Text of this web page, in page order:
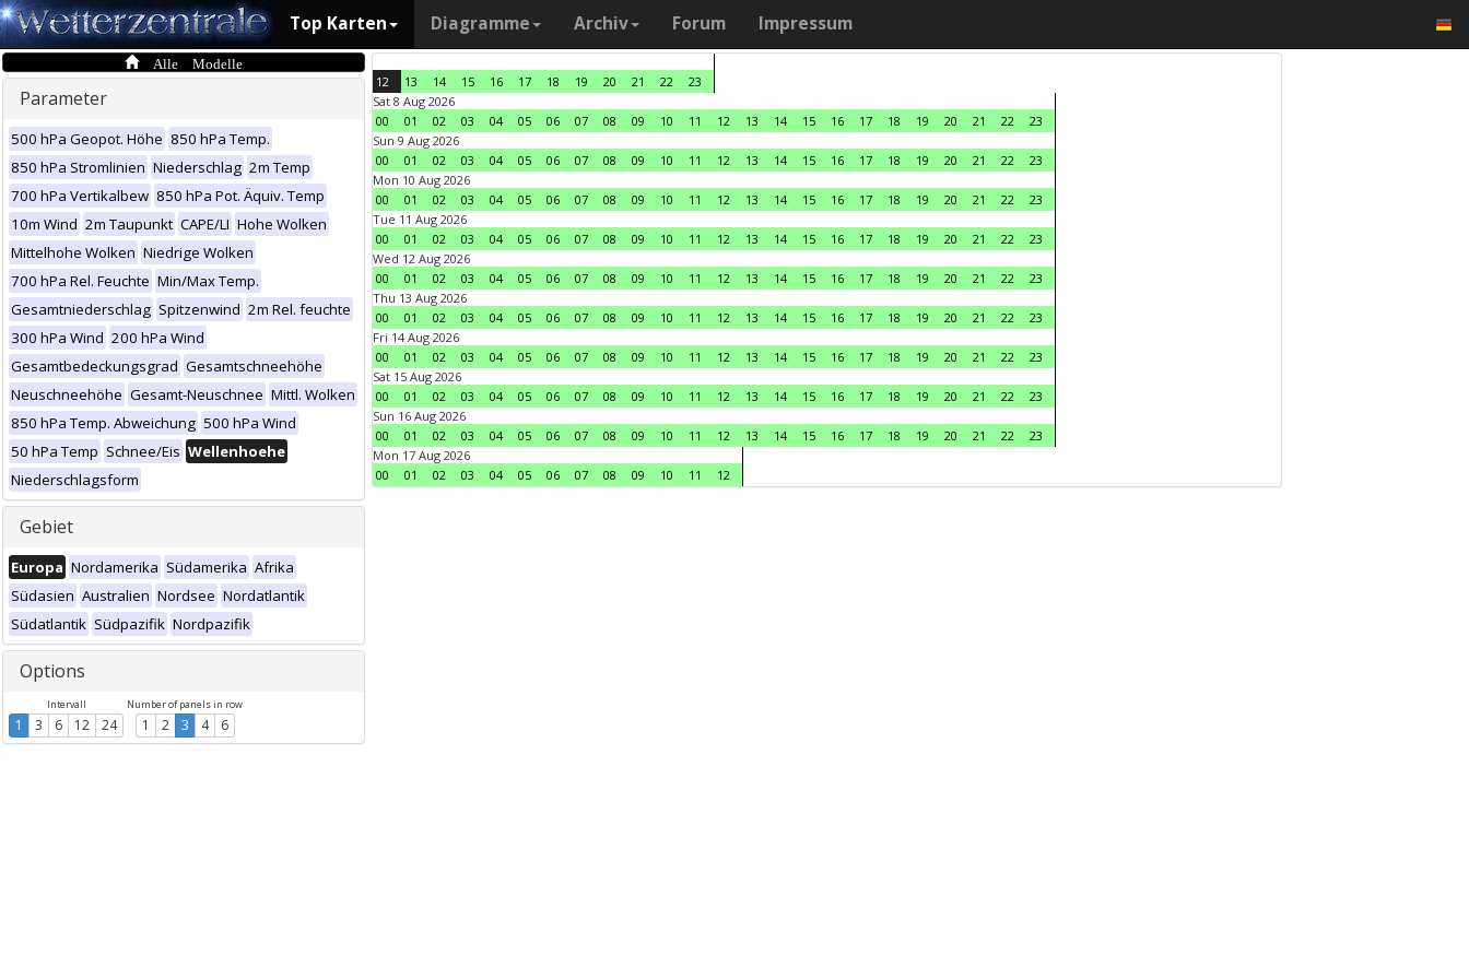
Top Karten Diagramme Archiv Forum Impressum
Alle Modelle
Parameter
500 hPa Geopot. Höhe 850 hPa Temp.
850 hPa Stromlinien Niederschlag 2m Temp
700 hPa Vertikalbew 850 hPa Pot. Äquiv. Temp
10m Wind 2m Taupunkt CAPE/LI Hohe Wolken
Mittelhohe Wolken Niedrige Wolken
700 hPa Rel. Feuchte Min/Max Temp.
Gesamtniederschlag Spitzenwind 2m Rel. feuchte
300 hPa Wind 200 hPa Wind
Gesamtbedeckungsgrad Gesamtschneehöhe
Neuschneehöhe Gesamt-Neuschnee Mittl. Wolken
850 hPa Temp. Abweichung 500 hPa Wind
50 hPa Temp Schnee/Eis Wellenhoehe
Niederschlagsform
Gebiet
Europa Nordamerika Südamerika Afrika
Südasien Australien Nordsee Nordatlantik
Südatlantik Südpazifik Nordpazifik
Options
Intervall
1 3 6 12 24
Number of panels in row
1 2 3 4 6
12 13 14 15 16 17 18 19 20 21 22
23
Sat 8 Aug 2026
00
01 02 03 04 05 06 07 08 09 10 11 12 13 14 15 16 17 18 19 20 21 22
23
Sun 9 Aug 2026
00
01 02 03 04 05 06 07 08 09 10 11 12 13 14 15 16 17 18 19 20 21 22
23
Mon 10 Aug 2026
00
01 02 03 04 05 06 07 08 09 10 11 12 13 14 15 16 17 18 19 20 21 22
23
Tue 11 Aug 2026
00
01 02 03 04 05 06 07 08 09 10 11 12 13 14 15 16 17 18 19 20 21 22
23
Wed 12 Aug 2026
00
01 02 03 04 05 06 07 08 09 10 11 12 13 14 15 16 17 18 19 20 21 22
23
Thu 13 Aug 2026
00
01 02 03 04 05 06 07 08 09 10 11 12 13 14 15 16 17 18 19 20 21 22
23
Fri 14 Aug 2026
00
01 02 03 04 05 06 07 08 09 10 11 12 13 14 15 16 17 18 19 20 21 22
23
Sat 15 Aug 2026
00
01 02 03 04 05 06 07 08 09 10 11 12 13 14 15 16 17 18 19 20 21 22
23
Sun 16 Aug 2026
00
01 02 03 04 05 06 07 08 09 10 11 12 13 14 15 16 17 18 19 20 21 22
23
Mon 17 Aug 2026
00
01 02 03 04 05 06 07 08 09 10 11 12